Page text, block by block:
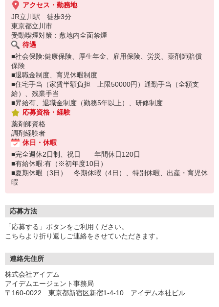
アクセス・勤務地
JR立川駅 徒歩3分
東京都立川市
受動喫煙対策：敷地内全面禁煙
待遇
■社会保険:健康保険、厚生年金、雇用保険、労災、薬剤師賠償
保険
■退職金制度、育児休暇制度
■住宅手当（家賃半額負担 上限50000円）通勤手当（全額支
給）、残業手当
■昇給有、退職金制度（勤務5年以上）、研修制度
応募資格・経験
薬剤師資格
調剤経験者
休日・休暇
■完全週休2日制、祝日 年間休日120日
■有給休暇:有（※初年度10日）
■夏期休暇（3日） 冬期休暇（4日）、特別休暇、出産・育児休
暇
応募方法
「応募する」ボタンをご利用ください。
こちらより折り返しご連絡をさせていただきます。
連絡先住所
株式会社アイデム
アイデムエージェント事務局
〒160-0022 東京都新宿区新宿1-4-10 アイデム本社ビル